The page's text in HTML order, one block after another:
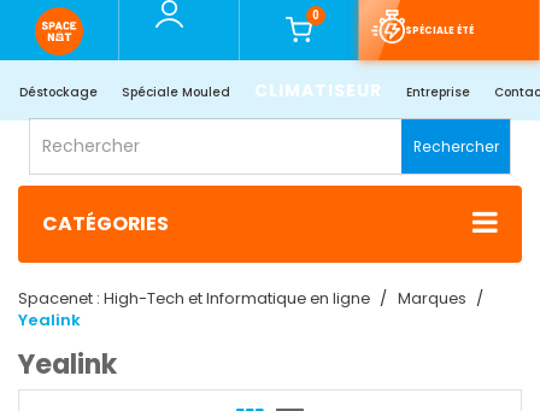
0
SPÉCIALE ÉTÉ
Déstockage Spéciale Mouled CLIMATISEUR Entreprise
Rechercher
CATÉGORIES
Spacenet : High-Tech et Informatique en ligne
Marques
Yealink
Yealink